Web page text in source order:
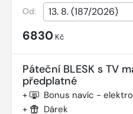
Od:
6830 Kč
Páteční BLESK s TV
předplatné
+ Bonus navíc -
+ Dárek